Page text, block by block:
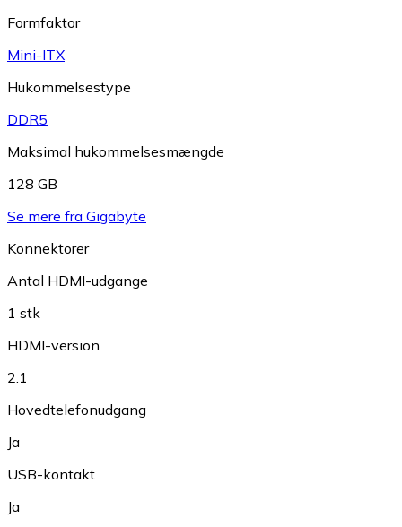
Formfaktor
Mini-ITX
Hukommelsestype
DDR5
Maksimal hukommelsesmængde
128 GB
Se mere fra Gigabyte
Konnektorer
Antal HDMI-udgange
1 stk
HDMI-version
2.1
Hovedtelefonudgang
Ja
USB-kontakt
Ja